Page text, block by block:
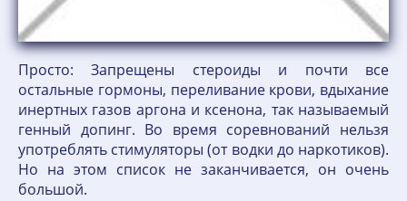
Просто: Запрещены стероиды и почти все
остальные гормоны, переливание крови, вдыхание
инертных газов аргона и ксенона, так называемый
генный допинг. Во время соревнований нельзя
употреблять стимуляторы (от водки до наркотиков).
Но на этом список не заканчивается, он очень
большой.